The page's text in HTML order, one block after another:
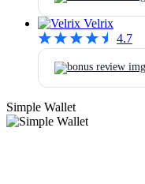
Velrix
4.7
Simple Wallet